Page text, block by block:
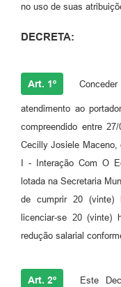
no uso de suas
DECRETA:
Art. 1º
atendimento ao
compreendido entre
Cecilly Josiele Maceno,
I - Interação Com O
lotada na Secretaria
de cumprir 20 (vinte)
licenciar-se 20 (vinte)
redução salarial
Art. 2º Este